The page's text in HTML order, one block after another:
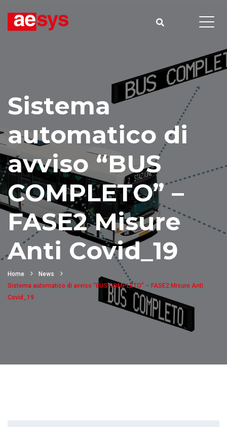
Sistema
automatico di
avviso “BUS
COMPLETO” –
FASE2 Misure
Anti Covid_19
Home
News
Sistema automatico di avviso “BUS COMPLETO” – FASE2 Misure Anti
Covid_19